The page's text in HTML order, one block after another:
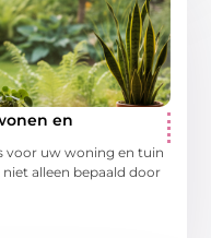
en
voor uw woning en tuin
alleen bepaald door